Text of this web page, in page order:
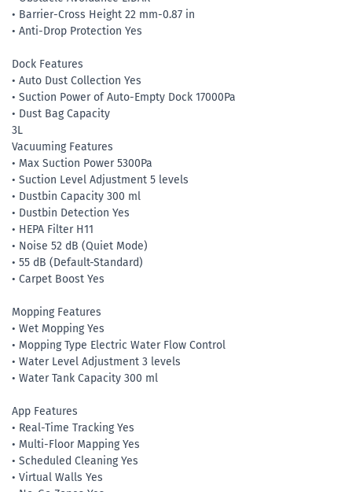
• Barrier-Cross Height 22 mm-0.87 in
• Anti-Drop Protection Yes
Dock Features
• Auto Dust Collection Yes
• Suction Power of Auto-Empty Dock 17000Pa
• Dust Bag Capacity
3L
Vacuuming Features
• Max Suction Power 5300Pa
• Suction Level Adjustment 5 levels
• Dustbin Capacity 300 ml
• Dustbin Detection Yes
• HEPA Filter H11
• Noise 52 dB (Quiet Mode)
• 55 dB (Default-Standard)
• Carpet Boost Yes
Mopping Features
• Wet Mopping Yes
• Mopping Type Electric Water Flow Control
• Water Level Adjustment 3 levels
• Water Tank Capacity 300 ml
App Features
• Real-Time Tracking Yes
• Multi-Floor Mapping Yes
• Scheduled Cleaning Yes
• Virtual Walls Yes